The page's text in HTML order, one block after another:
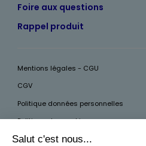
Foire aux questions
Rappel produit
Mentions légales - CGU
CGV
Politique données personnelles
Politique des cookies
Accessibilité